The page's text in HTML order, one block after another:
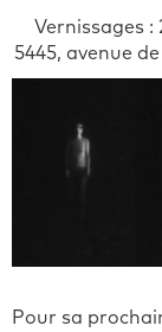
Vernissages :
5445, avenue
Pour sa